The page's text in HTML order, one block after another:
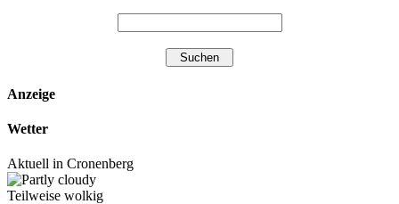
Anzeige
Wetter
Aktuell in Cronenberg
Teilweise wolkig